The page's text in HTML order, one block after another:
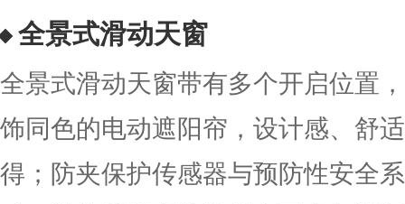
全景式滑动天窗
全景式滑动天窗带有多个开启位置
饰同色的电动遮阳帘，设计感、舒
得；防夹保护传感器与预防性安全